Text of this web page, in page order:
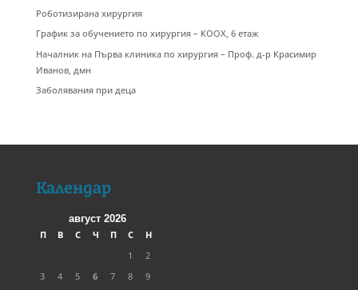
Роботизирана хирургия
График за обучението по хирургия – КООХ, 6 етаж
Началник на Първа клиника по хирургия – Проф. д-р Красимир
Иванов, дмн
Заболявания при деца
Календар
август 2026
П
В С Ч П С
Н
1
2
3
4 5 6 7 8
9